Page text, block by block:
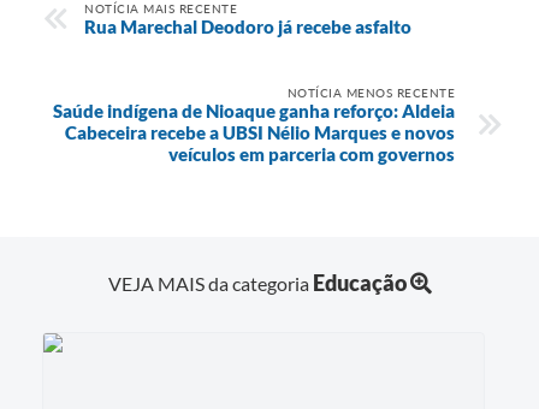
NOTÍCIA MAIS RECENTE
Rua Marechal Deodoro já recebe asfalto
NOTÍCIA MENOS RECENTE
Saúde indígena de Nioaque ganha reforço: Aldeia
Cabeceira recebe a UBSI Nélio Marques e novos
veículos em parceria com governos
VEJA MAIS da categoria Educação